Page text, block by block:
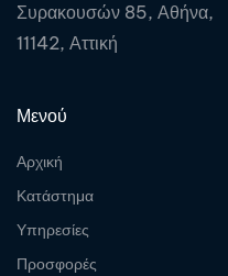
Συρακουσών 85, Αθήνα,
11142, Αττική
Μενού
Αρχική
Κατάστημα
Υπηρεσίες
Προσφορές